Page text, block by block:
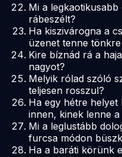
Mi a
rábeszélt?
Ha kiszivárogna a
üzenet tenne
Kire bíznád rá a
nagyot?
Melyik rólad szóló
teljesen rosszul?
Ha egy hétre helyet
innen, kinek lenne
Mi a leglustább
furcsa módon
Ha a baráti körünk